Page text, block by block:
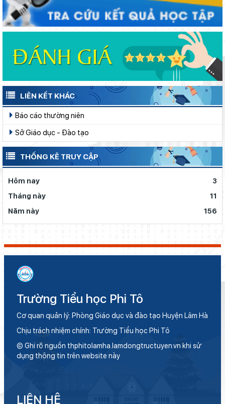
LIÊN KẾT KHÁC
Báo cáo thường niên
Sở Giáo dục - Đào tạo
THỐNG KÊ TRUY CẬP
Hôm nay
3
Tháng này
11
Năm này
156
Trường Tiểu học Phi Tô
Cơ quan quản lý: Phòng Giáo dục và đào tạo Huyện Lâm Hà
Chịu trách nhiệm chính: Trường Tiểu học Phi Tô
© Ghi rõ nguồn thphitolamha.lamdongtructuyen.vn khi sử
dụng thông tin trên website này
LIÊN HỆ